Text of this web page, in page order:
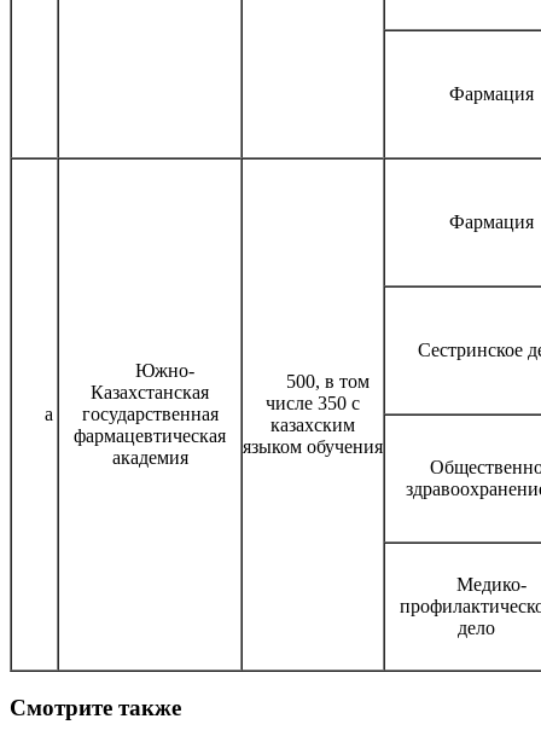
Фармация
а
Южно-
Казахстанская
государственная
фармацевтическая
академия
500, в том
числе 350 с
казахским
языком обучения
Фармация
Сестринское
Медико-
дело
Смотрите также